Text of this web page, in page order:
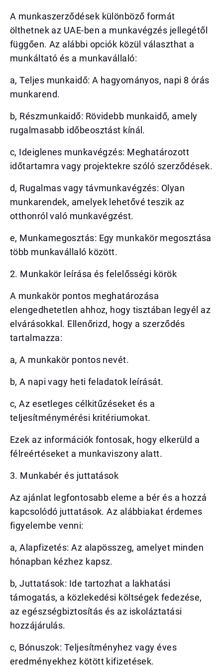
A munkaszerződések különböző formát
ölthetnek az UAE-ben a munkavégzés jellegétől
függően. Az alábbi opciók közül választhat a
munkáltató és a munkavállaló:
a, Teljes munkaidő: A hagyományos, napi 8 órás
munkarend.
b, Részmunkaidő: Rövidebb munkaidő, amely
rugalmasabb időbeosztást kínál.
c, Ideiglenes munkavégzés: Meghatározott
időtartamra vagy projektekre szóló szerződések.
d, Rugalmas vagy távmunkavégzés: Olyan
munkarendek, amelyek lehetővé teszik az
otthonról való munkavégzést.
e, Munkamegosztás: Egy munkakör megosztása
több munkavállaló között.
2. Munkakör leírása és felelősségi körök
A munkakör pontos meghatározása
elengedhetetlen ahhoz, hogy tisztában legyél az
elvárásokkal. Ellenőrizd, hogy a szerződés
tartalmazza:
a, A munkakör pontos nevét.
b, A napi vagy heti feladatok leírását.
c, Az esetleges célkitűzéseket és a
teljesítménymérési kritériumokat.
Ezek az információk fontosak, hogy elkerüld a
félreértéseket a munkaviszony alatt.
3. Munkabér és juttatások
Az ajánlat legfontosabb eleme a bér és a hozzá
kapcsolódó juttatások. Az alábbiakat érdemes
figyelembe venni:
a, Alapfizetés: Az alapösszeg, amelyet minden
hónapban kézhez kapsz.
b, Juttatások: Ide tartozhat a lakhatási
támogatás, a közlekedési költségek fedezése,
az egészségbiztosítás és az iskoláztatási
hozzájárulás.
c, Bónuszok: Teljesítményhez vagy éves
eredményekhez kötött kifizetések.